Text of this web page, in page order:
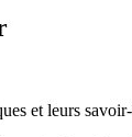
et leurs